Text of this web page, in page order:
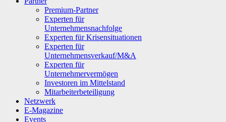
Premium-Partner
Experten für
Unternehmensnachfolge
Experten für Krisensituationen
Experten für
Unternehmensverkauf/M&A
Experten für
Unternehmervermögen
Investoren im Mittelstand
Mitarbeiterbeteiligung
Netzwerk
E-Magazine
Events